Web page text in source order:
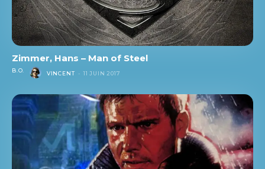
Zimmer, Hans – Man of Steel
B.O. VINCENT - 11 JUIN 2017